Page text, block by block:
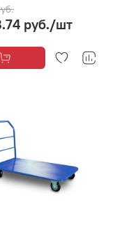
руб./шт